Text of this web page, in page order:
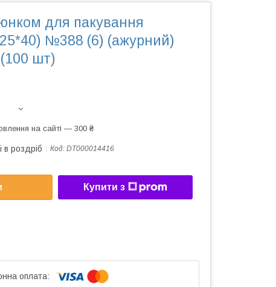
для пакування
№388 (6) (ажурний)
шт)
на сайті — 300 ₴
в роздріб Код: DT000014416
Купити з